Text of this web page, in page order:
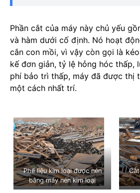
Phần cắt của máy này chủ yếu
và hàm dưới cố định. Nó hoạt
cắn con mồi, vì vậy còn gọi là
kế đơn giản, tỷ lệ hỏng hóc thấp,
phí bảo trì thấp, máy đã được thị
một cách nhất trí.
Phế liệu kim loại được nén
bằng máy nén kim loại